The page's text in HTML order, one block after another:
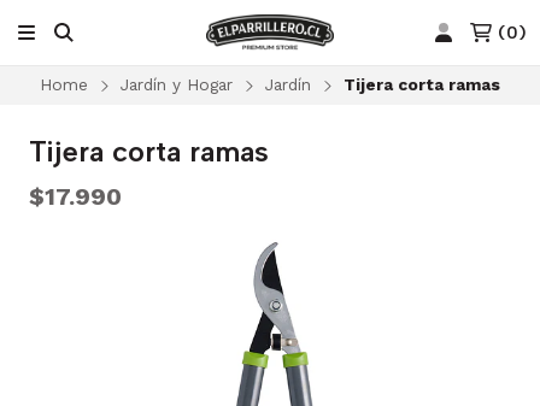
(0)
Home Jardín y Hogar Jardín Tijera corta ramas
Tijera corta ramas
$17.990